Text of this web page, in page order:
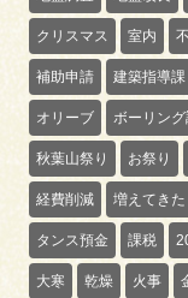
クリスマス 室内
補助申請 建築指導課
オリーブ ボーリング
秋葉山祭り お祭り
経費削減 増えてきた
タンス預金 課税
大寒 乾燥 火事